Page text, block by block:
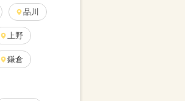
品川
上野
鎌倉